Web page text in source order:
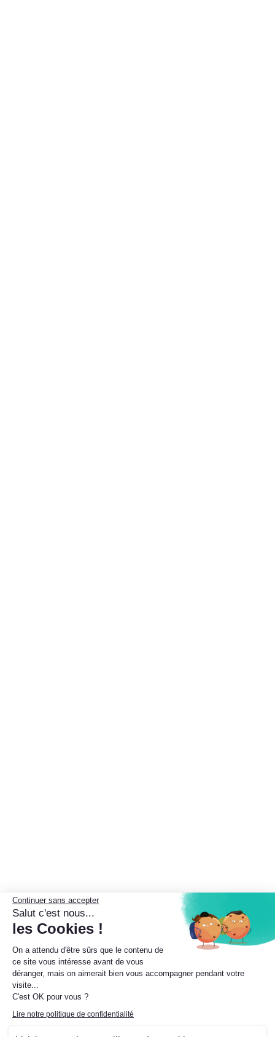
Continuer sans accepter
Salut c'est nous...
les Cookies !
On a attendu d'être sûrs que le contenu de
ce site vous intéresse avant de vous
déranger, mais on aimerait bien vous accompagner pendant votre
visite...
C'est OK pour vous ?
Lire notre politique de confidentialité